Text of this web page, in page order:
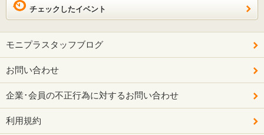
チェックしたイベント
モニプラスタッフブログ
お問い合わせ
企業･会員の不正行為に対するお問い合わせ
利用規約